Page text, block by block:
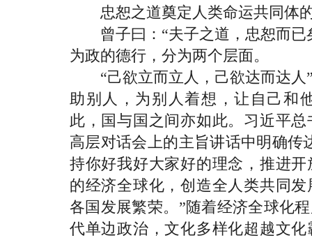
忠恕之道奠定人类命运共同体
曾子曰：“夫子之道，忠恕而已
为政的德行，分为两个层面。
“己欲立而立人，己欲达而达人
助别人，为别人着想，让自己和
此，国与国之间亦如此。习近平
高层对话会上的主旨讲话中明确传
持你好我好大家好的理念，推进
的经济全球化，创造全人类共同
各国发展繁荣。”随着经济全球化
代单边政治，文化多样化超越文